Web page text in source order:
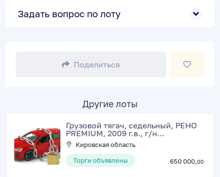
Задать вопрос по лоту
Поделиться
Другие лоты
Грузовой тягач, седельный, РЕНО
PREMIUM, 2009 г.в., г/н...
Кировская область
Торги объявлены
650 000,00